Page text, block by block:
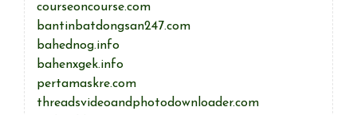
courseoncourse.com
bantinbatdongsan247.com
bahednog.info
bahenxgek.info
pertamaskre.com
threadsvideoandphotodownloader.com